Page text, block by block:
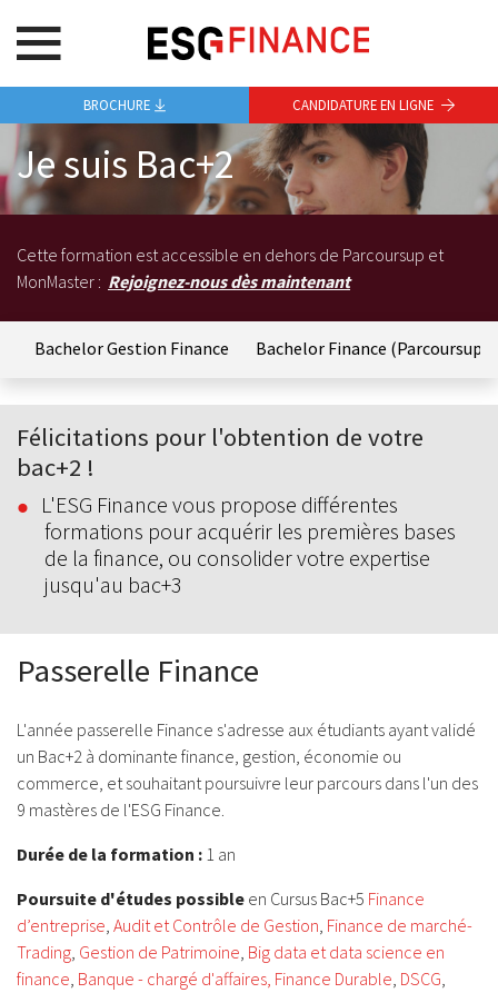
Je suis Bac+2
Cette formation est accessible en dehors de Parcoursup et
MonMaster : Rejoignez-nous dès maintenant
Bachelor Gestion Finance Bachelor Finance (Parcoursup)
Félicitations pour l'obtention de votre
bac+2 !
L'ESG Finance vous propose différentes
formations pour acquérir les premières bases
de la finance, ou consolider votre expertise
jusqu'au bac+3
Passerelle Finance
L'année passerelle Finance s'adresse aux étudiants ayant validé
un Bac+2 à dominante finance, gestion, économie ou
commerce, et souhaitant poursuivre leur parcours dans l'un des
9 mastères de l'ESG Finance.
Durée de la formation : 1 an
Poursuite d'études possible en Cursus Bac+5 Finance
d’entreprise, Audit et Contrôle de Gestion, Finance de marché-
Trading, Gestion de Patrimoine, Big data et data science en
finance, Banque - chargé d'affaires, Finance Durable, DSCG,
BROCHURE CANDIDATURE EN LIGNE